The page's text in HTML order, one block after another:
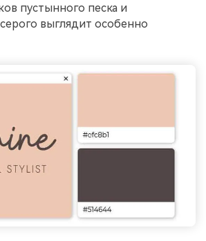
пустынного песка и
выглядит особенно